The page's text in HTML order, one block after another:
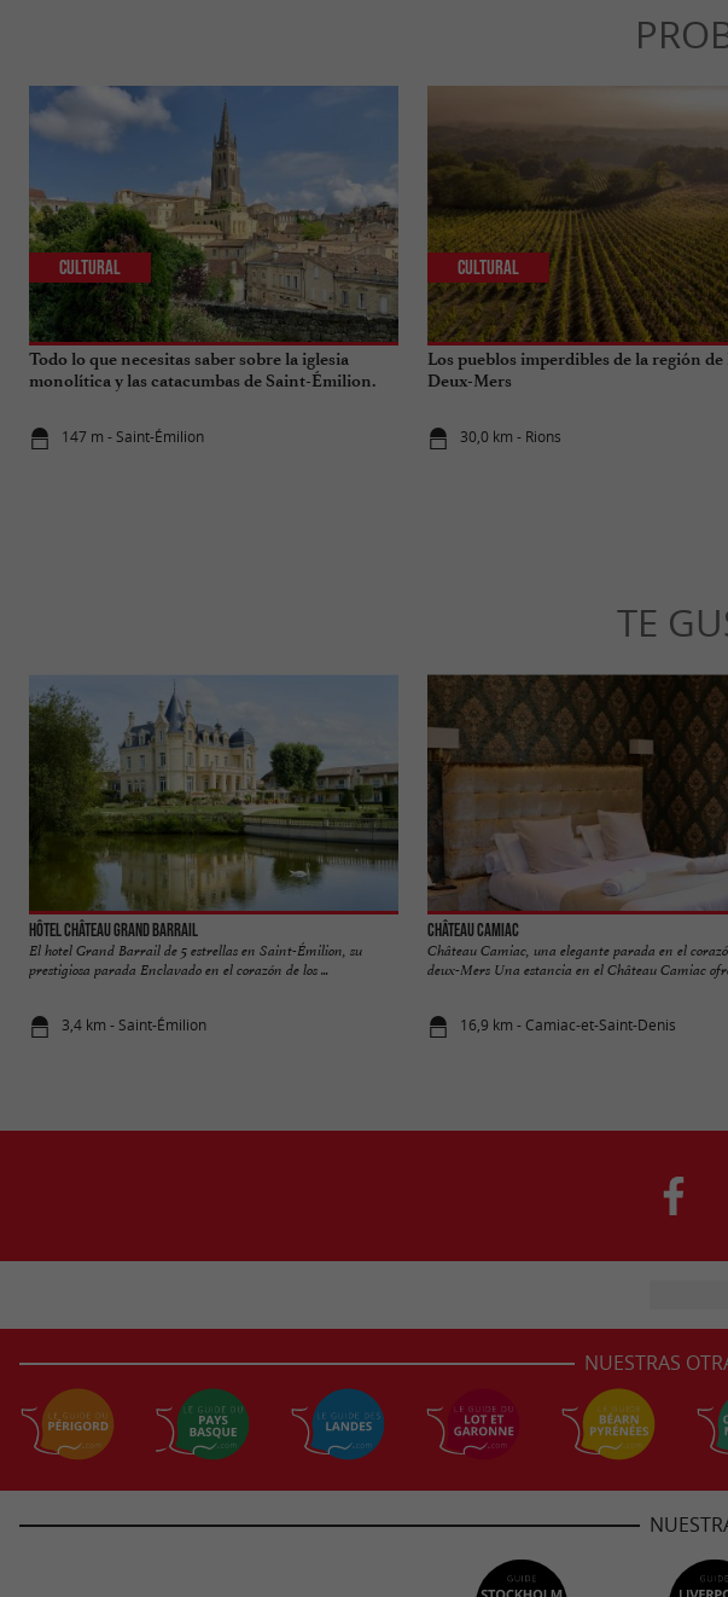
Todo lo que necesitas saber sobre la iglesia
monolítica y las catacumbas de Saint-Émilion.
147 m - Saint-Émilion
Cultural
Los pueblos imperdibles de la región
Deux-Mers
30,0 km - Rions
Cultural
TE
Hôtel Château Grand Barrail
El hotel Grand Barrail de 5 estrellas en Saint-Émilion, su
prestigiosa parada Enclavado en el corazón de los ...
3,4 km - Saint-Émilion
Château Camiac
Château Camiac, una elegante parada en el
deux-Mers Una estancia en el Château Camiac
16,9 km - Camiac-et-Saint-Denis
NUESTRAS